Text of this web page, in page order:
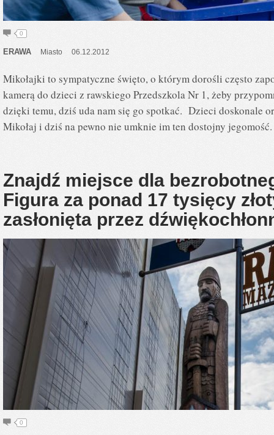
0
ERAWA Miasto 06.12.2012
Mikołajki to sympatyczne święto, o którym dorośli często
kamerą do dzieci z rawskiego Przedszkola Nr 1, żeby
dzięki temu, dziś uda nam się go spotkać. Dzieci doskonale
Mikołaj i dziś na pewno nie umknie im ten dostojny
Znajdź miejsce dla
Figura za ponad 17 tysięcy
zasłonięta przez
0